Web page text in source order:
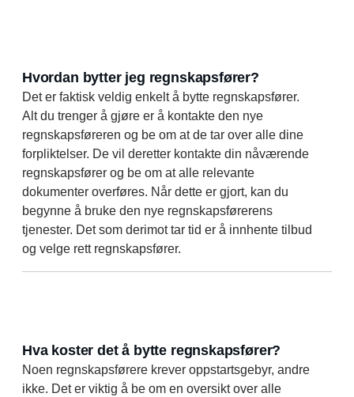
Hvordan bytter jeg regnskapsfører?
Det er faktisk veldig enkelt å bytte regnskapsfører.
Alt du trenger å gjøre er å kontakte den nye
regnskapsføreren og be om at de tar over alle dine
forpliktelser. De vil deretter kontakte din nåværende
regnskapsfører og be om at alle relevante
dokumenter overføres. Når dette er gjort, kan du
begynne å bruke den nye regnskapsførerens
tjenester. Det som derimot tar tid er å innhente tilbud
og velge rett regnskapsfører.
Hva koster det å bytte regnskapsfører?
Noen regnskapsførere krever oppstartsgebyr, andre
ikke. Det er viktig å be om en oversikt over alle